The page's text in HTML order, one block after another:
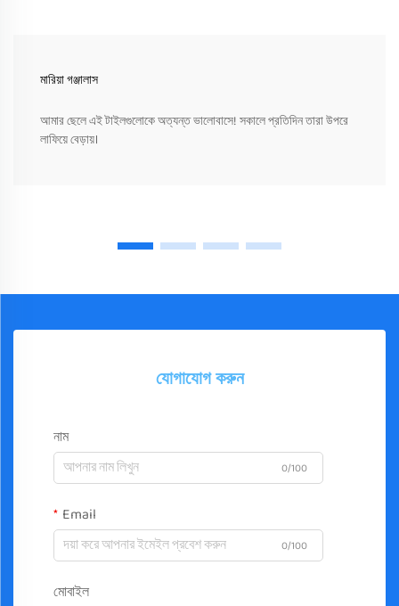
মারিয়া গঞ্জালাস
আমার ছেলে এই টাইলগুলোকে অত্যন্ত ভালোবাসে! সকালে প্রতিদিন তারা উপরে
লাফিয়ে বেড়ায়।
যোগাযোগ করুন
নাম
0/100
Email
0/100
মোবাইল